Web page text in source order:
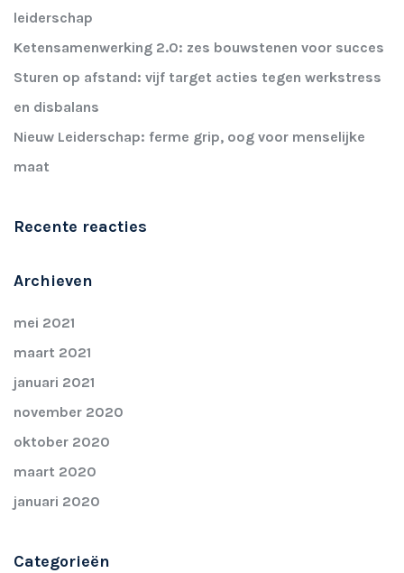
leiderschap
Ketensamenwerking 2.0: zes bouwstenen voor succes
Sturen op afstand: vijf target acties tegen werkstress
en disbalans
Nieuw Leiderschap: ferme grip, oog voor menselijke
maat
Recente reacties
Archieven
mei 2021
maart 2021
januari 2021
november 2020
oktober 2020
maart 2020
januari 2020
Categorieën